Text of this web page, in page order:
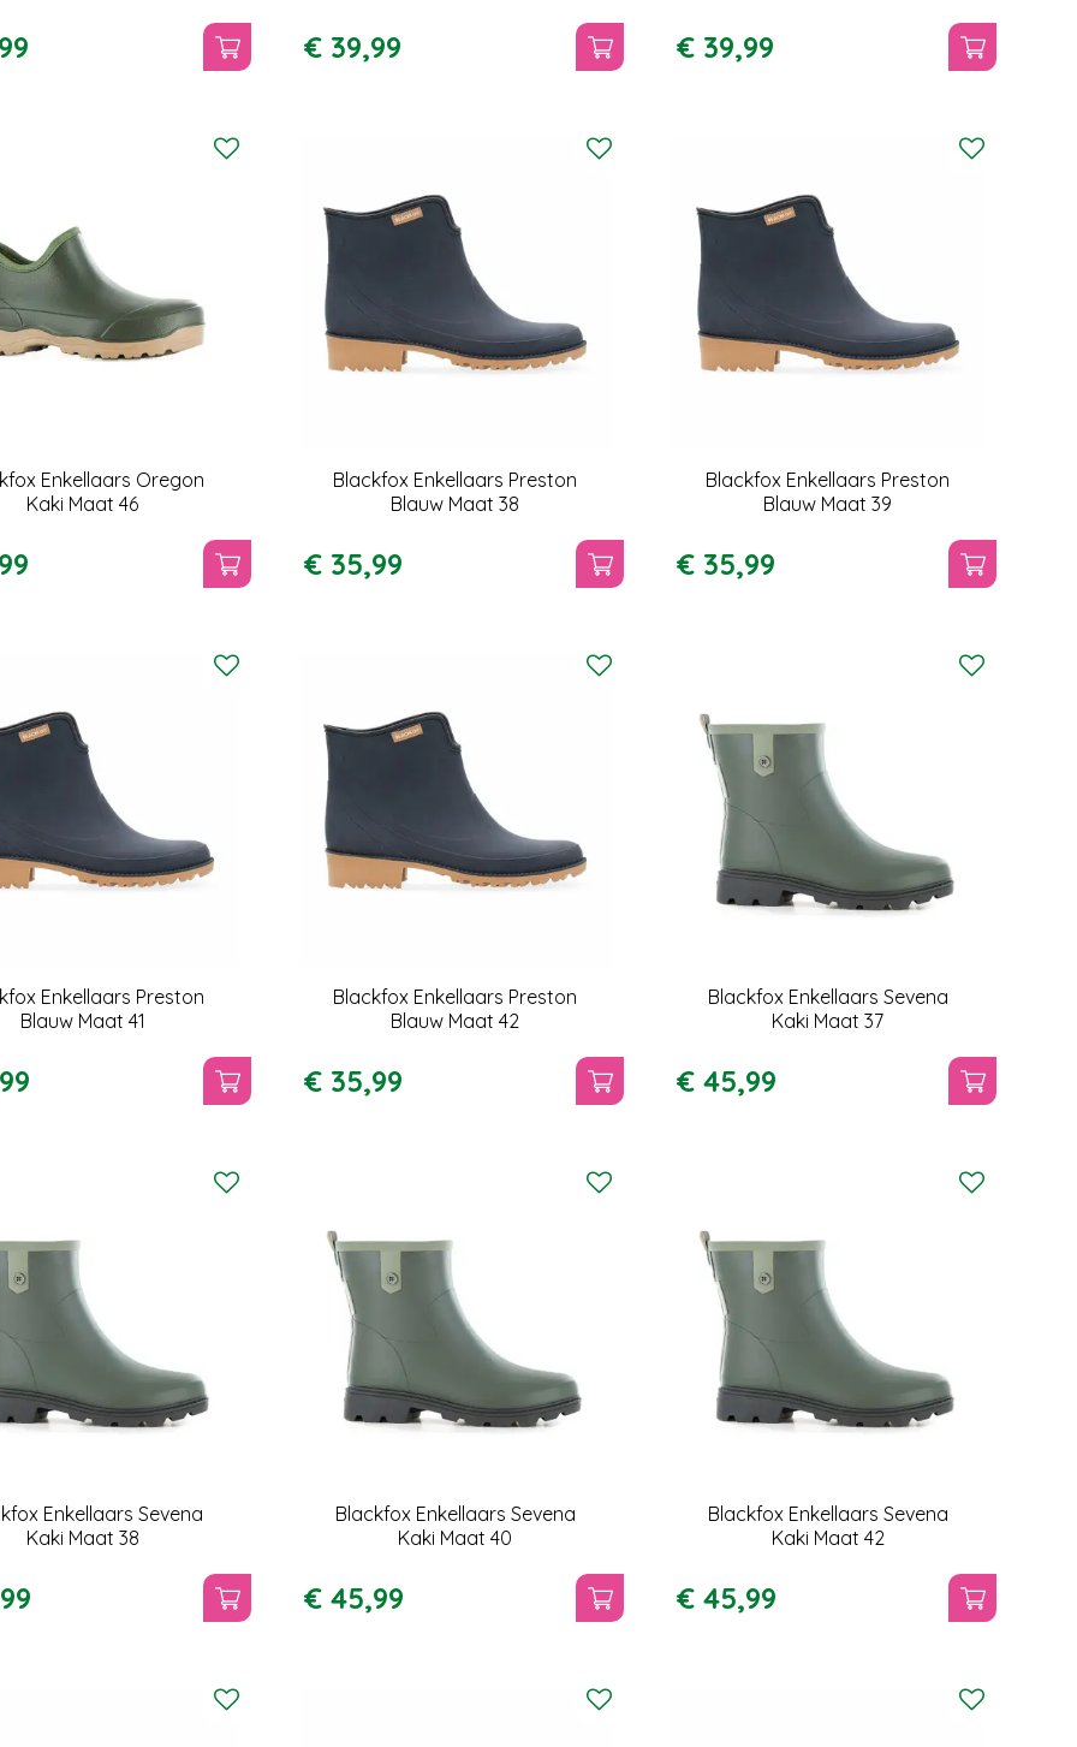
99 € 39,99 € 39,99
Enkellaars Oregon
Kaki Maat 46
99
Blackfox Enkellaars Preston
Blauw Maat 38
€ 35,99
Blackfox Enkellaars Preston
Blauw Maat 39
€ 35,99
Enkellaars Preston
Blauw Maat 41
99
Blackfox Enkellaars Preston
Blauw Maat 42
€ 35,99
Blackfox Enkellaars Sevena
Kaki Maat 37
€ 45,99
Enkellaars Sevena
Kaki Maat 38
99
Blackfox Enkellaars Sevena
Kaki Maat 40
€ 45,99
Blackfox Enkellaars Sevena
Kaki Maat 42
€ 45,99